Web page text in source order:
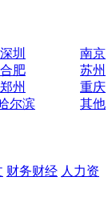
深圳
南京
合肥
苏州
郑州
重庆
尔滨
其他
财务财经 人力资